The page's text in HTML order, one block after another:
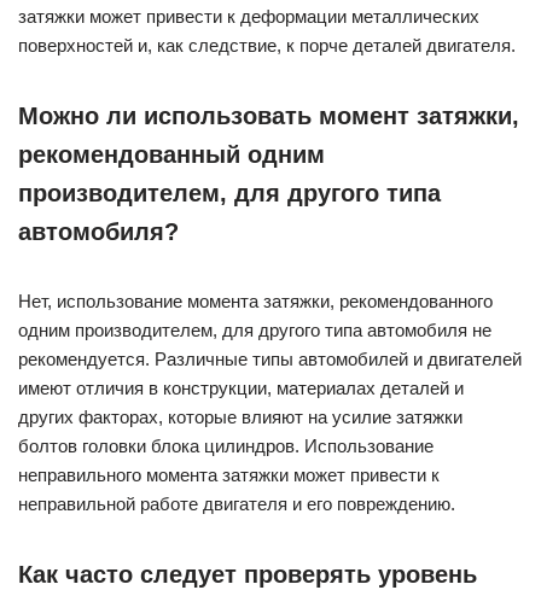
затяжки может привести к деформации металлических
поверхностей и, как следствие, к порче деталей двигателя.
Можно ли использовать момент затяжки,
рекомендованный одним
производителем, для другого типа
автомобиля?
Нет, использование момента затяжки, рекомендованного
одним производителем, для другого типа автомобиля не
рекомендуется. Различные типы автомобилей и двигателей
имеют отличия в конструкции, материалах деталей и
других факторах, которые влияют на усилие затяжки
болтов головки блока цилиндров. Использование
неправильного момента затяжки может привести к
неправильной работе двигателя и его повреждению.
Как часто следует проверять уровень